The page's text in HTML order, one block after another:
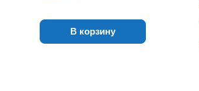
В корзину